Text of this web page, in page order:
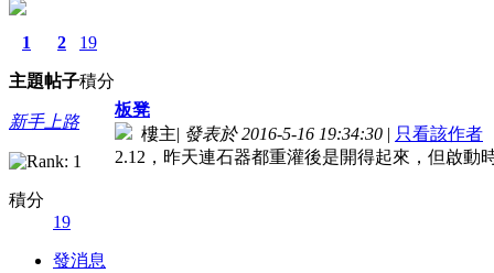
1
主題
2
帖子
19
積分
新手上路
積分
19
發消息
板凳
樓主| 發表於 2016-5-16 19:34:30 | 只看該作者
2.12，昨天連石器都重灌後是開得起來，但啟動